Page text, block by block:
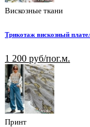
Вискозные ткани
Трикотаж вискозный
1 200 руб/пог.м.
Принт